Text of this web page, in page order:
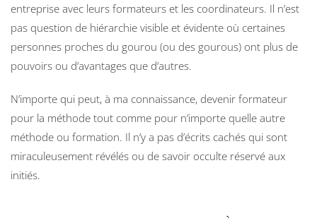
entreprise avec leurs formateurs et les coordinateurs. Il n’est
pas question de hiérarchie visible et évidente où certaines
personnes proches du gourou (ou des gourous) ont plus de
pouvoirs ou d’avantages que d’autres.
N’importe qui peut, à ma connaissance, devenir formateur
pour la méthode tout comme pour n’importe quelle autre
méthode ou formation. Il n’y a pas d’écrits cachés qui sont
miraculeusement révélés ou de savoir occulte réservé aux
initiés.